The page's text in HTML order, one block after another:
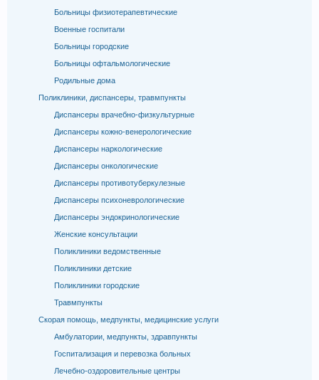
Больницы физиотерапевтические
Военные госпитали
Больницы городские
Больницы офтальмологические
Родильные дома
Поликлиники, диспансеры, травмпункты
Диспансеры врачебно-физкультурные
Диспансеры кожно-венерологические
Диспансеры наркологические
Диспансеры онкологические
Диспансеры противотуберкулезные
Диспансеры психоневрологические
Диспансеры эндокринологические
Женские консультации
Поликлиники ведомственные
Поликлиники детские
Поликлиники городские
Травмпункты
Скорая помощь, медпункты, медицинские услуги
Амбулатории, медпункты, здравпункты
Госпитализация и перевозка больных
Лечебно-оздоровительные центры